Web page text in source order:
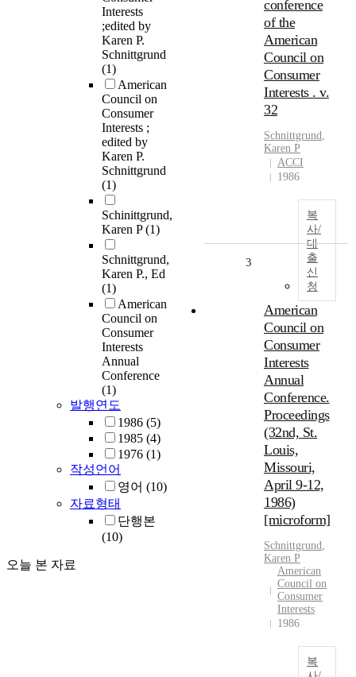
Interests
;edited by
Karen P.
Schnittgrund
(1)
American
Council on
Consumer
Interests ;
edited by
Karen P.
Schnittgrund
(1)
Schinittgrund,
Karen P(1)
Schnittgrund,
Karen P., Ed
(1)
American
Council on
Consumer
Interests
Annual
Conference
(1)
발행연도
1986 (5)
1985 (4)
1976 (1)
작성언어
영어 (10)
자료형태
단행본
(10)
오늘 본 자료
conference
of the
American
Council on
Consumer
Interests . v.
32
Schnittgrund,
Karen P
ACCI
1986
복
사/
대
출
신
청
3
American
Council on
Consumer
Interests
Annual
Conference.
Proceedings
(32nd, St.
Louis,
Missouri,
April 9-12,
1986)
[microform]
Schnittgrund,
Karen P
American
Council on
Consumer
Interests
1986
복